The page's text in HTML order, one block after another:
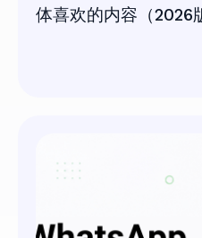
体喜欢的内容（2026